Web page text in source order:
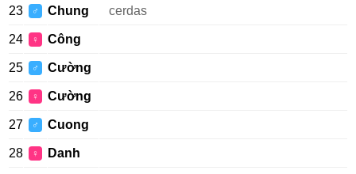
23 ♂ Chung cerdas
24 ♀ Công
25 ♂ Cường
26 ♀ Cường
27 ♂ Cuong
28 ♀ Danh